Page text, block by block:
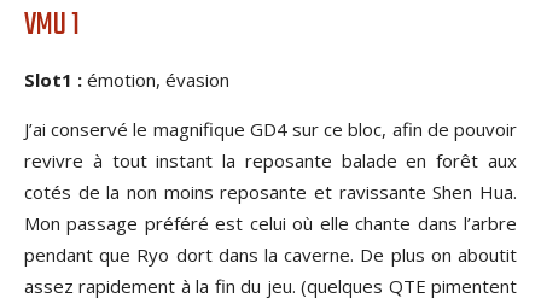
VMU 1
Slot1 : émotion, évasion
J’ai conservé le magnifique GD4 sur ce bloc, afin de pouvoir
revivre à tout instant la reposante balade en forêt aux
cotés de la non moins reposante et ravissante Shen Hua.
Mon passage préféré est celui où elle chante dans l’arbre
pendant que Ryo dort dans la caverne. De plus on aboutit
assez rapidement à la fin du jeu. (quelques QTE pimentent